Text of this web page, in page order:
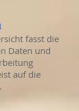
fasst die
Daten und
auf die